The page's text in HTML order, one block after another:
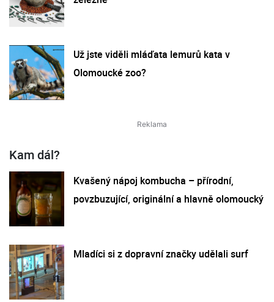
Už jste viděli mláďata lemurů kata v
Olomoucké zoo?
Kam dál?
Kvašený nápoj kombucha – přírodní,
povzbuzující, originální a hlavně olomoucký
Mladíci si z dopravní značky udělali surf